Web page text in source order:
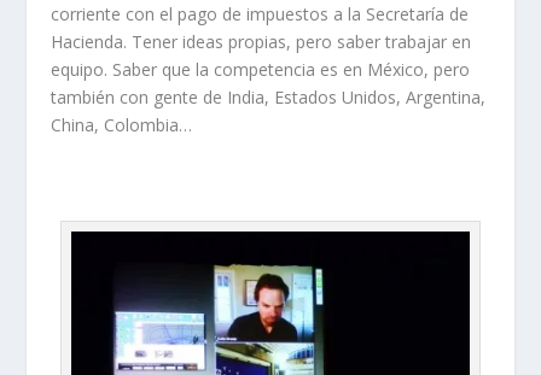
corriente con el pago de impuestos a la Secretaría de
Hacienda. Tener ideas propias, pero saber trabajar en
equipo. Saber que la competencia es en México, pero
también con gente de India, Estados Unidos, Argentina,
China, Colombia…